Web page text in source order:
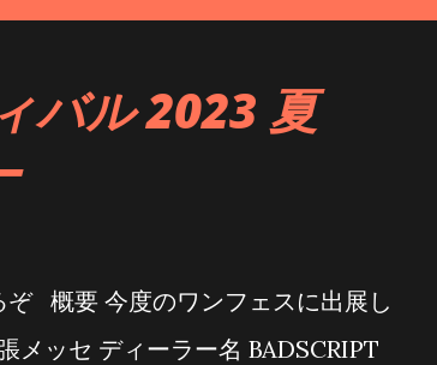
バル 2023 夏
概要 今度のワンフェスに出展し
ッセ ディーラー名 BADSCRIPT